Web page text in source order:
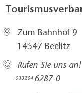
Zum Bahnhof 9
14547 Beelitz
Rufen Sie uns an!
033204 6287-0